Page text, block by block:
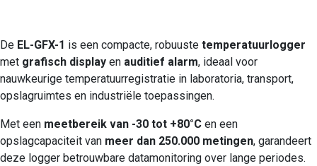
De EL-GFX-1 is een compacte, robuuste temperatuurlogger
met grafisch display en auditief alarm, ideaal voor
nauwkeurige temperatuurregistratie in laboratoria, transport,
opslagruimtes en industriële toepassingen.
Met een meetbereik van -30 tot +80°C en een
opslagcapaciteit van meer dan 250.000 metingen, garandeert
deze logger betrouwbare datamonitoring over lange periodes.